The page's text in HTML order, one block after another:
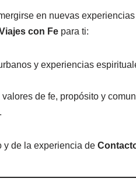
en nuevas
con Fe para ti:
y experiencias
de fe, propósito y
y de la experiencia de